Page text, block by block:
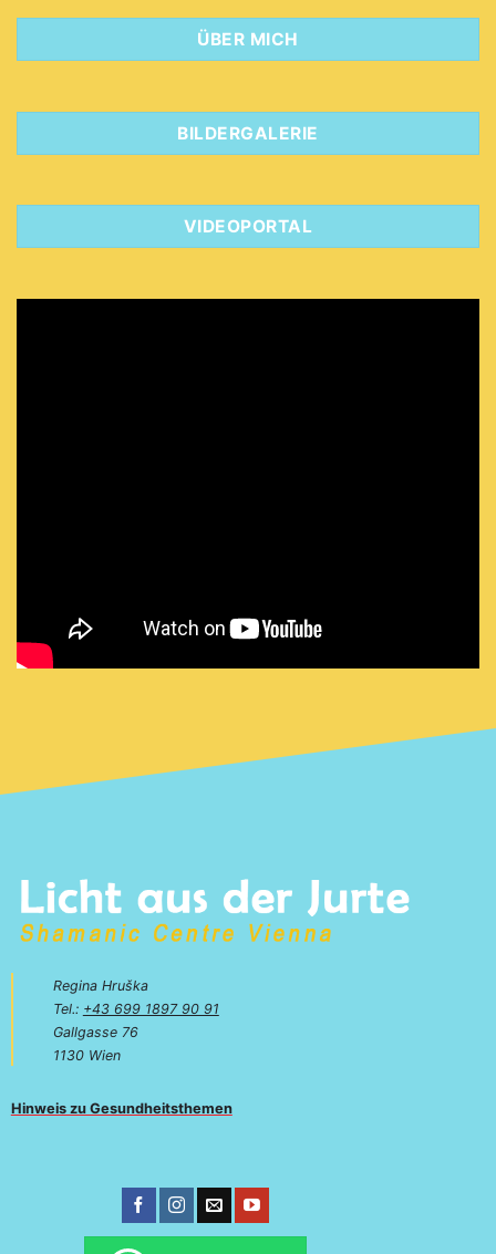
ÜBER MICH
BILDERGALERIE
VIDEOPORTAL
Regina Hruška
Tel.: +43 699 1897 90 91
Gallgasse 76
1130 Wien
Hinweis zu Gesundheitsthemen